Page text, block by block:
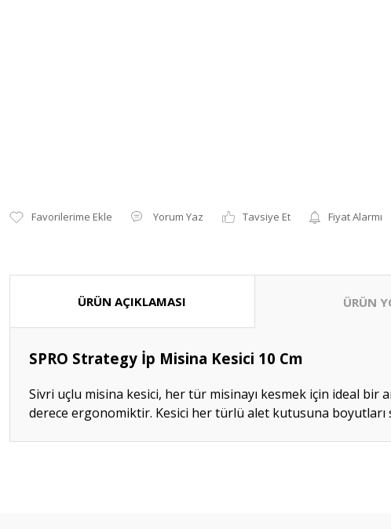
Yorum Yaz Tavsiye Et Fiyat Alarmı
ÜRÜN AÇIKLAMASI ÜRÜN
SPRO Strategy İp Misina Kesici 10 Cm
Sivri uçlu misina kesici, her tür misinayı kesmek için ideal bir
derece ergonomiktir. Kesici her türlü alet kutusuna